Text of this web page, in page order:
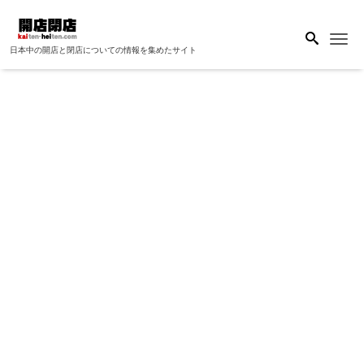
日本中の開店と閉店についての情報を集めたサイト